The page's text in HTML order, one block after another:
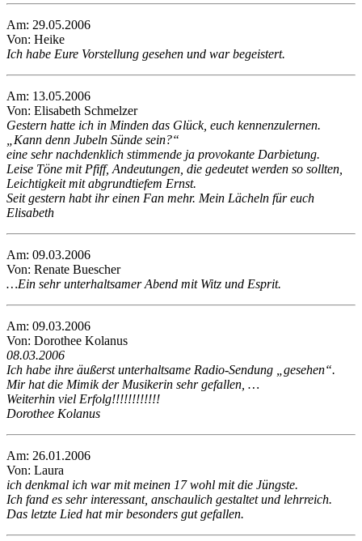
Am: 29.05.2006
Von: Heike
Ich habe Eure Vorstellung gesehen und war begeistert.
Am: 13.05.2006
Von: Elisabeth Schmelzer
Gestern hatte ich in Minden das Glück, euch kennenzulernen.
„Kann denn Jubeln Sünde sein?“
eine sehr nachdenklich stimmende ja provokante Darbietung.
Leise Töne mit Pfiff, Andeutungen, die gedeutet werden so sollten,
Leichtigkeit mit abgrundtiefem Ernst.
Seit gestern habt ihr einen Fan mehr. Mein Lächeln für euch
Elisabeth
Am: 09.03.2006
Von: Renate Buescher
…Ein sehr unterhaltsamer Abend mit Witz und Esprit.
Am: 09.03.2006
Von: Dorothee Kolanus
08.03.2006
Ich habe ihre äußerst unterhaltsame Radio-Sendung „gesehen“.
Mir hat die Mimik der Musikerin sehr gefallen, …
Weiterhin viel Erfolg!!!!!!!!!!!!
Dorothee Kolanus
Am: 26.01.2006
Von: Laura
ich denkmal ich war mit meinen 17 wohl mit die Jüngste.
Ich fand es sehr interessant, anschaulich gestaltet und lehrreich.
Das letzte Lied hat mir besonders gut gefallen.